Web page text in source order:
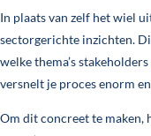
In plaats van zelf het wiel
sectorgerichte inzichten.
welke thema’s
versnelt je proces enorm
Om dit concreet te maken,